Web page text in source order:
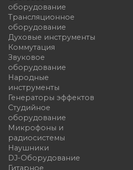
оборудование
Трансляционное
оборудование
Духовые инструменты
Коммутация
Звуковое
оборудование
Народные
инструменты
Генераторы эффектов
Студийное
оборудование
Микрофоны и
радиосистемы
Наушники
DJ-Оборудование
Гитарное